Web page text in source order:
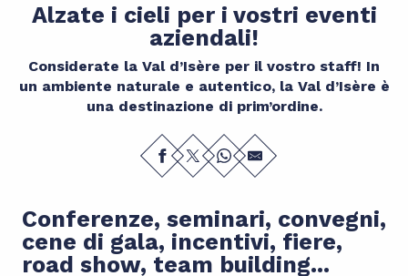
Alzate i cieli per i vostri eventi
aziendali!
Considerate la Val d’Isère per il vostro staff! In
un ambiente naturale e autentico, la Val d’Isère è
una destinazione di prim’ordine.
Conferenze, seminari, convegni,
cene di gala, incentivi, fiere,
road show, team building...